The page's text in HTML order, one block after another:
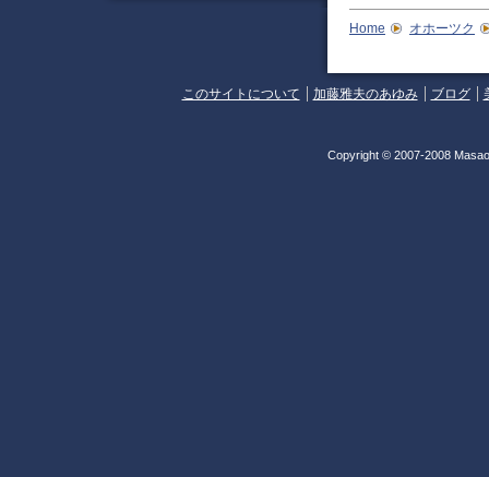
Home オホーツク
このサイトについて 加藤雅夫のあゆみ ブログ
Copyright © 2007-2008